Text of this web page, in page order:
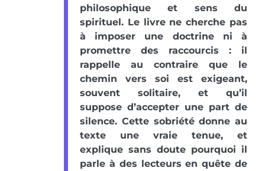
philosophique et sens du
spirituel. Le livre ne cherche pas
à imposer une doctrine ni à
promettre des raccourcis : il
rappelle au contraire que le
chemin vers soi est exigeant,
souvent solitaire, et qu’il
suppose d’accepter une part de
silence. Cette sobriété donne au
texte une vraie tenue, et
explique sans doute pourquoi il
parle à des lecteurs en quête de